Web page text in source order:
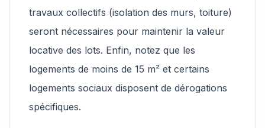
travaux collectifs (isolation des murs, toiture)
seront nécessaires pour maintenir la valeur
locative des lots. Enfin, notez que les
logements de moins de 15 m² et certains
logements sociaux disposent de dérogations
spécifiques.